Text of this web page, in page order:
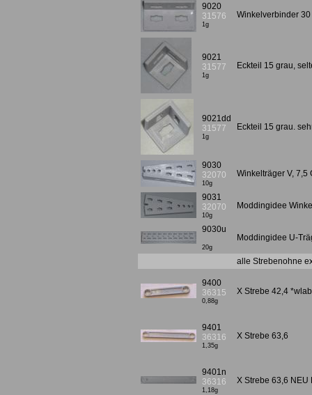
9020
31576
1g
Winkelverbinder
9021
31577
1g
Eckteil 15 grau,
9021dd
31577
1g
Eckteil 15 grau.
9030
32070
10g
Winkelträger V,
9031
32070
10g
Moddingidee
9030u
20g
Moddingidee U-
alle Strebenohne
9400
36315
0,88g
X Strebe 42,4
9401
36316
1,35g
X Strebe 63,6
9401n
36316
1,18g
X Strebe 63,6 NEU